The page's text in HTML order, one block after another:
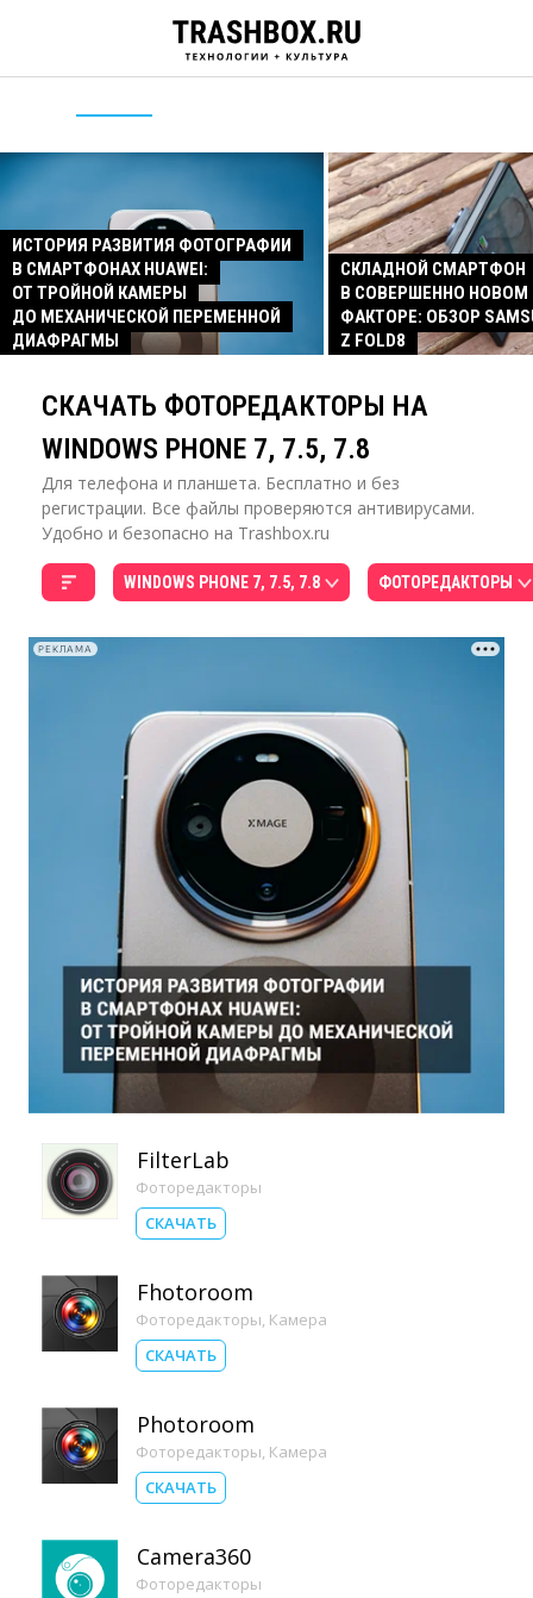
ИСТОРИЯ РАЗВИТИЯ ФОТОГРАФИИ
В СМАРТФОНАХ HUAWEI:
ОТ ТРОЙНОЙ КАМЕРЫ
ДО МЕХАНИЧЕСКОЙ ПЕРЕМЕННОЙ
ДИАФРАГМЫ
СКЛАДНОЙ СМАРТФОН
В СОВЕРШЕННО
ФАКТОРЕ: ОБЗОР
Z FOLD8
СКАЧАТЬ ФОТОРЕДАКТОРЫ НА
WINDOWS PHONE 7, 7.5, 7.8
Для телефона и планшета. Бесплатно и без
регистрации. Все файлы проверяются антивирусами.
Удобно и безопасно на Trashbox.ru
WINDOWS PHONE 7, 7.5, 7.8 ФОТОРЕДАКТОРЫ
РЕКЛАМА
FilterLab
Фоторедакторы
СКАЧАТЬ
Fhotoroom
Фоторедакторы, Камера
СКАЧАТЬ
Photoroom
Фоторедакторы, Камера
СКАЧАТЬ
Camera360
Фоторедакторы